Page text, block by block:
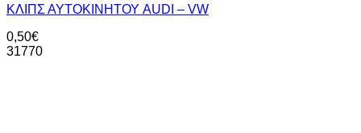
ΚΛΙΠΣ ΑΥΤΟΚΙΝΗΤΟΥ AUDI – VW
0,50€
31770